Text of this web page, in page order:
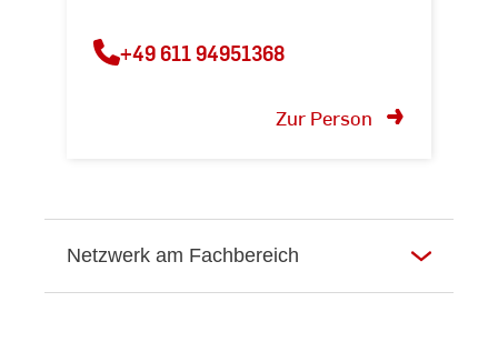
+49 611 94951368
Zur Person
Netzwerk am Fachbereich